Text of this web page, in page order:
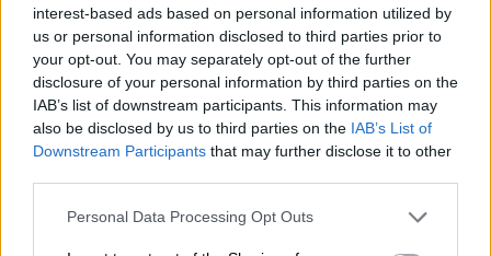
interest-based ads based on personal information utilized by
us or personal information disclosed to third parties prior to
your opt-out. You may separately opt-out of the further
disclosure of your personal information by third parties on the
IAB’s list of downstream participants. This information may
also be disclosed by us to third parties on the IAB’s List of
Downstream Participants that may further disclose it to other
Please note that this website/app uses one or more Google
Personal Data Processing Opt Outs
Στις 16 Δεκεμβρίου, οΥπουργός Υγείας,
Άδωνις Γεωργιάδης, ανέλαβε την
πρωτοβουλία και κατέθεσε την πρόταση να
μην πωλούνται καύσιμα σε δικυκλιστές
χωρίς κράνος. Ουπουργός Ανάπτυξης,Τάκης
Θεοδωρικάκος, όπως και η ομοσπονδία
και το Υπουργείο Ανάπτυξης συνέταξε την